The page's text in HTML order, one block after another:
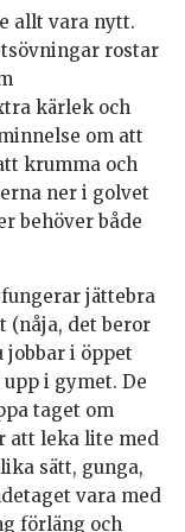
allt vara nytt.
rostar
kärlek och
om att
krumma och
ner i golvet
behöver både
jättebra
(nåja, det beror
jobbar i öppet
i gymet. De
taget om
att leka lite med
sätt, gunga,
vara med
förläng och